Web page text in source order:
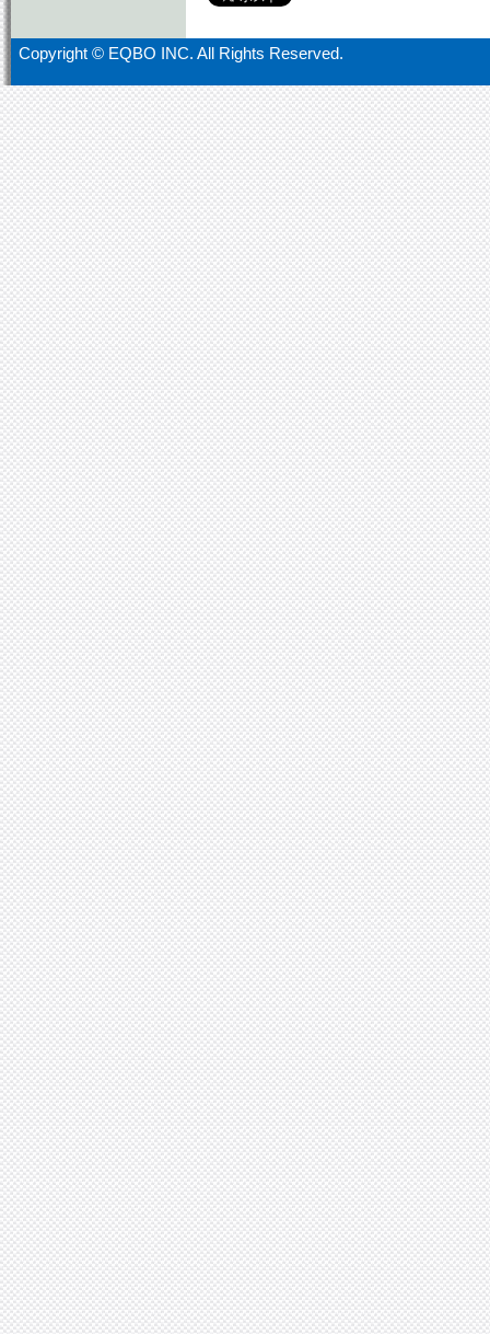
Copyright © EQBO INC. All Rights Reserved.